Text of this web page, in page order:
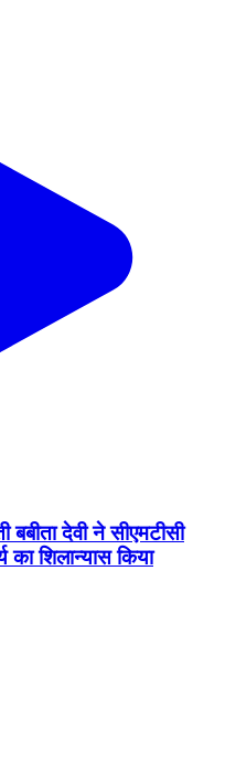
बबीता देवी ने सीएमटीसी
का शिलान्यास किया